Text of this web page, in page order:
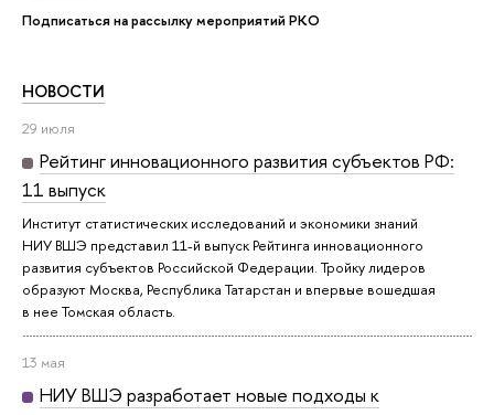
Подписаться на рассылку мероприятий РКО
НОВОСТИ
29 июля
Рейтинг инновационного развития субъектов РФ:
11 выпуск
Институт статистических исследований и экономики знаний
НИУ ВШЭ представил 11-й выпуск Рейтинга инновационного
развития субъектов Российской Федерации. Тройку лидеров
образуют Москва, Республика Татарстан и впервые вошедшая
в нее Томская область.
13 мая
НИУ ВШЭ разработает новые подходы к